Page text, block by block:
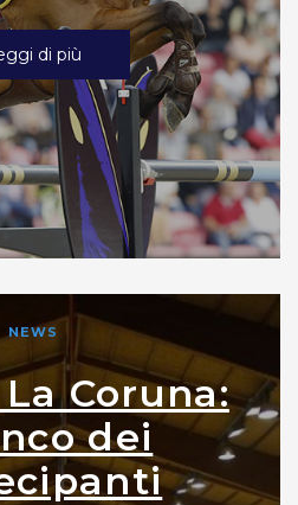
di più
NEWS
Coruna:
dei